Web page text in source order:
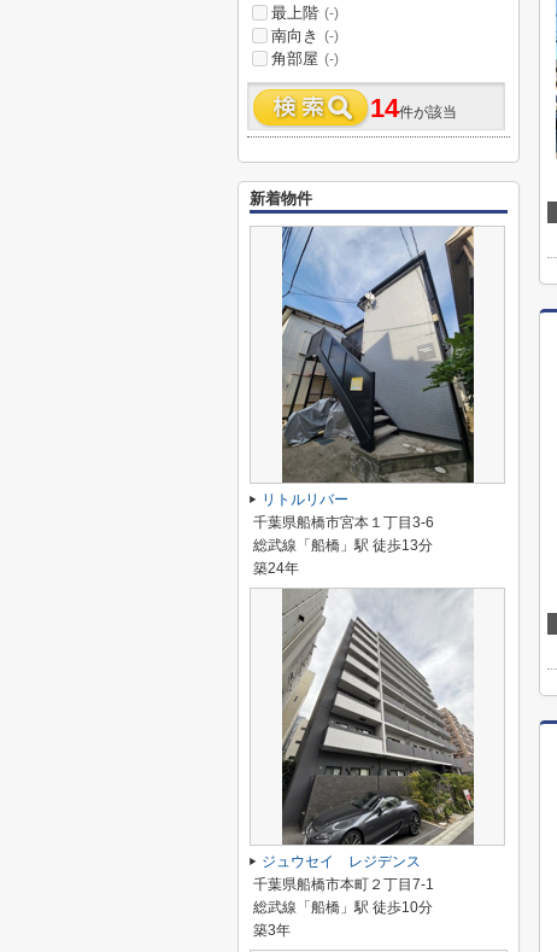
最上階 (-)
南向き (-)
角部屋 (-)
14件が該当
新着物件
リトルリバー
千葉県船橋市宮本１丁目3-6
総武線「船橋」駅 徒歩13分
築24年
ジュウセイ レジデンス
千葉県船橋市本町２丁目7-1
総武線「船橋」駅 徒歩10分
築3年